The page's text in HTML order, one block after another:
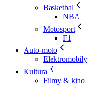
Basketbal
NBA
Motosport
F1
Auto-moto
Elektromobily
Kultura
Filmy & kino